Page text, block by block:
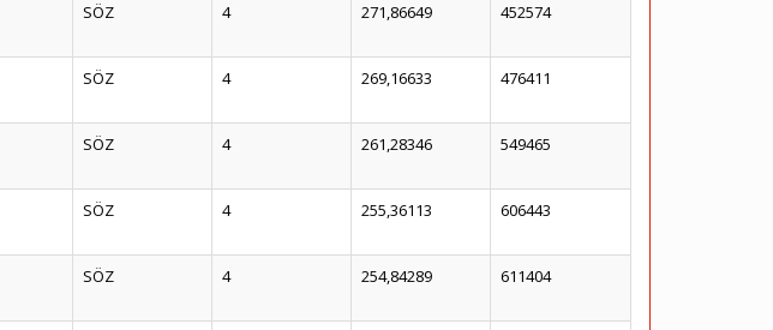
SÖZ 4 271,86649 452574
SÖZ 4 269,16633 476411
SÖZ 4 261,28346 549465
SÖZ 4 255,36113 606443
SÖZ 4 254,84289 611404